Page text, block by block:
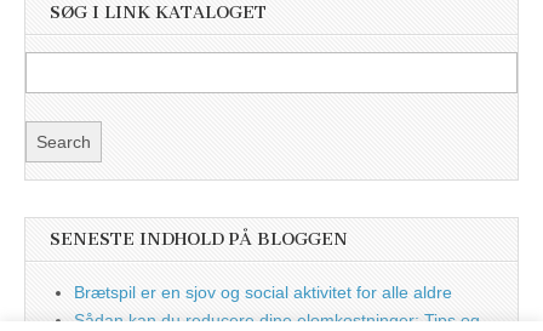
SØG I LINK KATALOGET
SENESTE INDHOLD PÅ BLOGGEN
Brætspil er en sjov og social aktivitet for alle aldre
Sådan kan du reducere dine elomkostninger: Tips og